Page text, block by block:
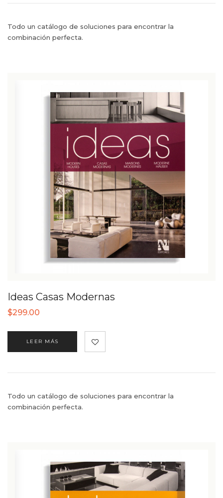
Todo un catálogo de soluciones para encontrar la
combinación perfecta.
Ideas Casas Modernas
$299.00
LEER MÁS
Todo un catálogo de soluciones para encontrar la
combinación perfecta.